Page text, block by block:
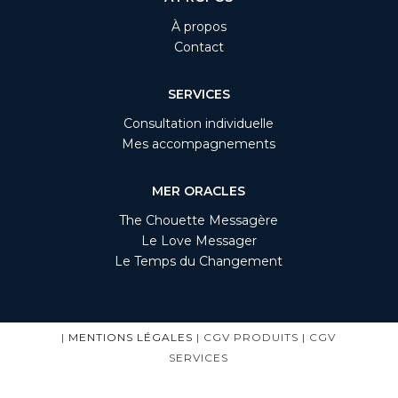
À propos
Contact
SERVICES
Consultation individuelle
Mes accompagnements
MER ORACLES
The Chouette Messagère
Le Love Messager
Le Temps du Changement
| MENTIONS LÉGALES | CGV PRODUITS | CGV
SERVICES